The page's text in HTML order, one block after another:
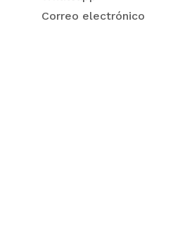
Correo electrónico